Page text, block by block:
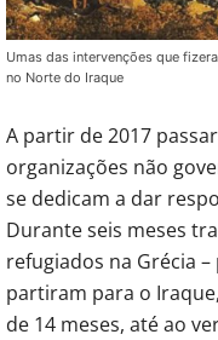
Umas das intervenções que
no Norte do Iraque
A partir de 2017
organizações não
se dedicam a dar
Durante seis meses
refugiados na Grécia
partiram para o
de 14 meses, até ao